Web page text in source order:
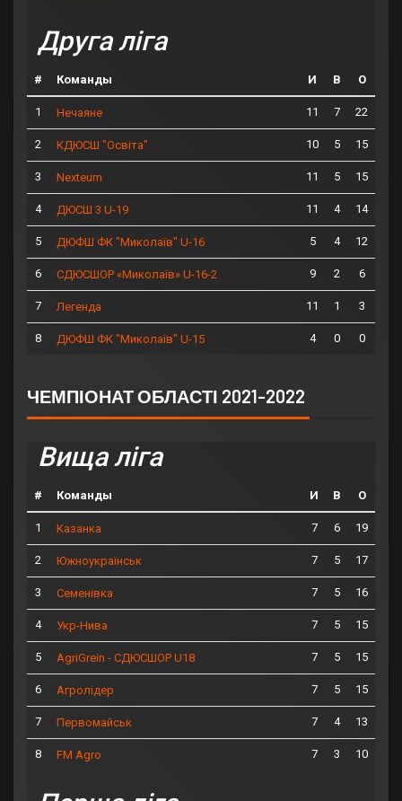
Друга ліга
# Команды И В О
1 Нечаяне 11 7 22
2 КДЮСШ "Освіта" 10 5 15
3 Nexteum 11 5 15
4 ДЮСШ 3 U-19 11 4 14
5 ДЮФШ ФК "Миколаїв" U-16 5 4 12
6 СДЮСШОР «Миколаїв» U-16-2 9 2 6
7 Легенда 11 1 3
8 ДЮФШ ФК "Миколаїв" U-15 4 0 0
ЧЕМПІОНАТ ОБЛАСТІ 2021-2022
Вища ліга
# Команды И В О
1 Казанка 7 6 19
2 Южноукраїнськ 7 5 17
3 Семенівка 7 5 16
4 Укр-Нива 7 5 15
5 AgriGrein - СДЮСШОР U18 7 5 15
6 Агролідер 7 5 15
7 Первомайськ 7 4 13
8 FM Agro 7 3 10